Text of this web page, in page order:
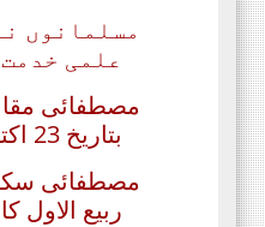
مسلمانوں
علمی
مصطفائی
بتاریخ 23 اکتوبر 2020 ...
مصطفائی
ربیع